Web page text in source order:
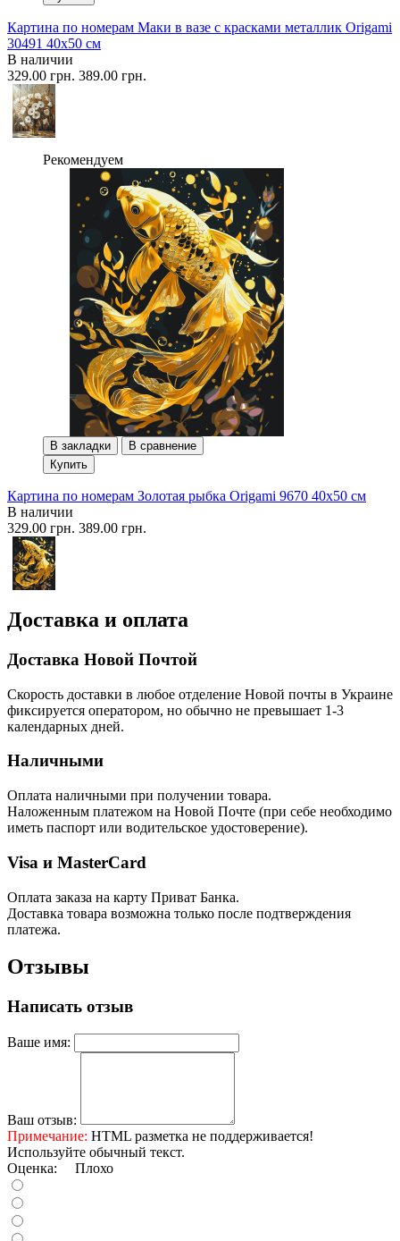
Картина по номерам Маки в вазе с красками металлик Origami
30491 40x50 см
В наличии
329.00 грн. 389.00 грн.
Рекомендуем
В закладки
В сравнение
Купить
Картина по номерам Золотая рыбка Origami 9670 40x50 см
В наличии
329.00 грн. 389.00 грн.
Доставка и оплата
Доставка Новой Почтой
Скорость доставки в любое отделение Новой почты в Украине
фиксируется оператором, но обычно не превышает 1-3
календарных дней.
Наличными
Оплата наличными при получении товара.
Наложенным платежом на Новой Почте (при себе необходимо
иметь паспорт или водительское удостоверение).
Visa и MasterCard
Оплата заказа на карту Приват Банка.
Доставка товара возможна только после подтверждения
платежа.
Отзывы
Написать отзыв
Ваше имя:
Ваш отзыв:
Примечание: HTML разметка не поддерживается!
Используйте обычный текст.
Оценка: Плохо